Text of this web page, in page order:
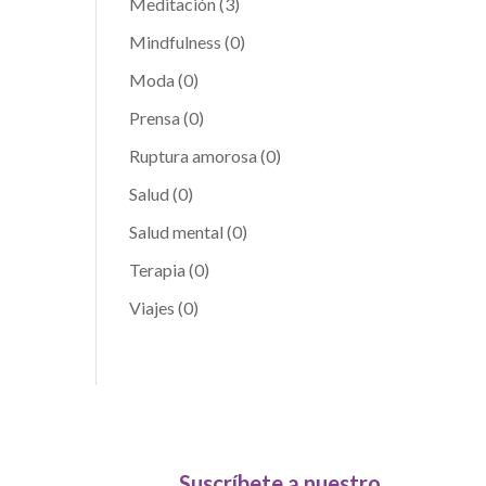
Mindfulness (0)
Moda (0)
Prensa (0)
Ruptura amorosa (0)
Salud (0)
Salud mental (0)
Terapia (0)
Viajes (0)